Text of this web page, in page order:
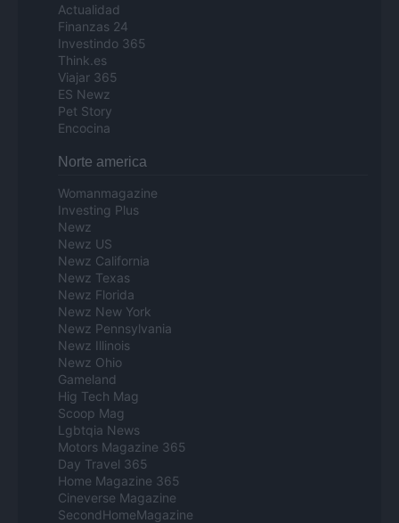
Actualidad
Finanzas 24
Investindo 365
Think.es
Viajar 365
ES Newz
Pet Story
Encocina
Norte america
Womanmagazine
Investing Plus
Newz
Newz US
Newz California
Newz Texas
Newz Florida
Newz New York
Newz Pennsylvania
Newz Illinois
Newz Ohio
Gameland
Hig Tech Mag
Scoop Mag
Lgbtqia News
Motors Magazine 365
Day Travel 365
Home Magazine 365
Cineverse Magazine
SecondHomeMagazine